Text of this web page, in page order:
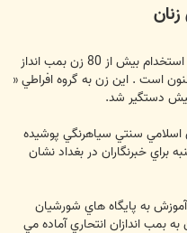
پليس عراق زني را دستگير كرده است كه به استخدام بيش از 80 زن بمب انداز
نزديك به 30 حمله مظنون است . اين زن به گروه افراطي «
دستگير شد.
اسلامي سنتي سياهرنگي پوشيده
براي خبرنگاران در بغداد نشان
آموزش به پايگاه هاي شورشيان
بمب اندازان انتحاري آماده مي